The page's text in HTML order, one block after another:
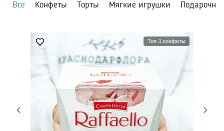
Все Конфеты Торты Мягкие игрушки
Топ-1 конфеты